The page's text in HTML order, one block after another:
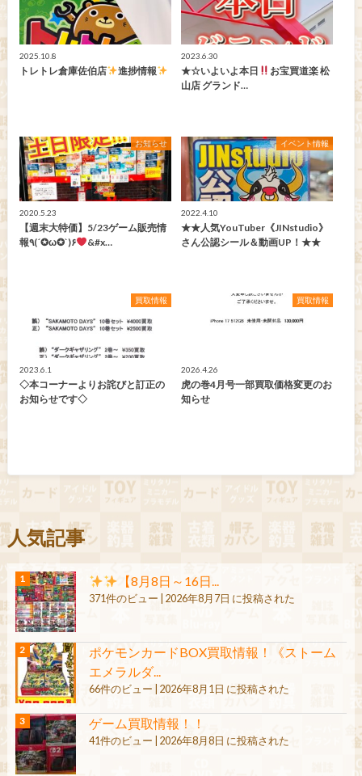
2025.10.8
トレトレ倉庫佐伯店 進捗情報
2023.6.30
★☆いよいよ本日
お宝買道楽 松
山店 グランド…
お知らせ
2020.5.23
【週末大特価】5/23ゲーム販売情
報٩(´✪ω✪`)۶
&#x…
イベント情報
2022.4.10
★★人気YouTuber《JINstudio》
さん公認シール＆動画UP！★★
買取情報
2023.6.1
◇本コーナーよりお詫びと訂正の
お知らせです◇
買取情報
2026.4.26
虎の巻4月号一部買取価格変更のお
知らせ
人気記事
【8月8日～16日...
371件のビュー 2026年8月7日 に投稿された
ポケモンカードBOX買取情報！《ストーム
エメラルダ...
66件のビュー 2026年8月1日 に投稿された
ゲーム買取情報！！
41件のビュー 2026年8月8日 に投稿された